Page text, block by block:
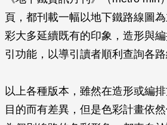
頁，都刊載一幅以地下鐵路線圖
彩大多延續既有的印象，造形與
引功能，以導引讀者順利查詢各路
以上各種版本，雖然在造形或編
目的而有差異，但是色彩計畫依